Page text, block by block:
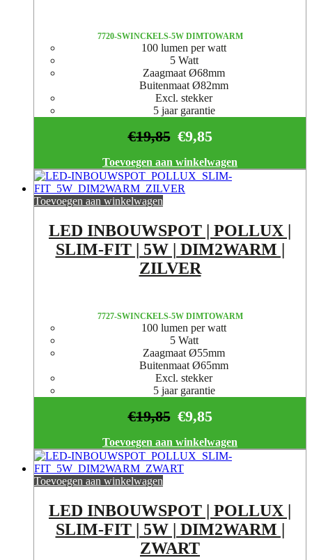
7720-SWINCKELS-5W DIMTOWARM
100 lumen per watt
5 Watt
Zaagmaat Ø68mm
Buitenmaat Ø82mm
Excl. stekker
5 jaar garantie
€9,85
€19,85
Toevoegen aan winkelwagen
Toevoegen aan winkelwagen
LED INBOUWSPOT | POLLUX |
SLIM-FIT | 5W | DIM2WARM |
ZILVER
7727-SWINCKELS-5W DIMTOWARM
100 lumen per watt
5 Watt
Zaagmaat Ø55mm
Buitenmaat Ø65mm
Excl. stekker
5 jaar garantie
€9,85
€19,85
Toevoegen aan winkelwagen
Toevoegen aan winkelwagen
LED INBOUWSPOT | POLLUX |
SLIM-FIT | 5W | DIM2WARM |
ZWART